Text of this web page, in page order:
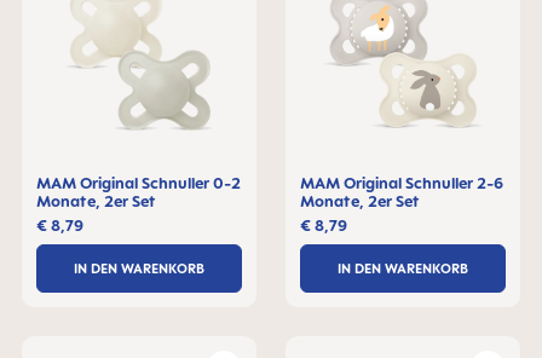
MAM Original Schnuller 0-2
Monate, 2er Set
€ 8,79
IN DEN WARENKORB
MAM Original Schnuller 2-6
Monate, 2er Set
€ 8,79
IN DEN WARENKORB